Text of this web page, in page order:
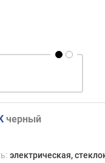
черный
электрическая,